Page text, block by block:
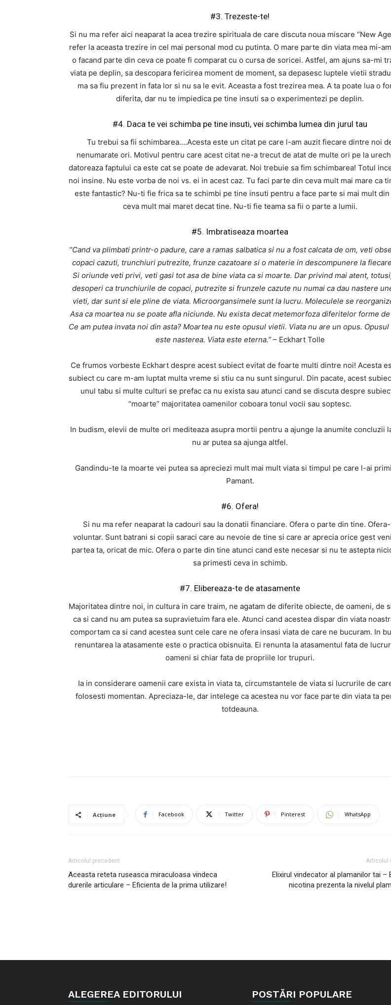
#3. Trezeste-te!
Si nu ma refer aici neaparat la acea trezire spirituala de care discuta noua miscare “New
refer la aceasta trezire in cel mai personal mod cu putinta. O mare parte din viata mea mi-
o facand parte din ceva ce poate fi comparat cu o cursa de soricei. Astfel, am ajuns sa-mi
viata pe deplin, sa descopara fericirea moment de moment, sa depasesc luptele vietii
ma sa fiu prezent in fata lor si nu sa le evit. Aceasta a fost trezirea mea. A ta poate lua o
diferita, dar nu te impiedica pe tine insuti sa o experimentezi pe deplin.
#4. Daca te vei schimba pe tine insuti, vei schimba lumea din jurul tau
Tu trebui sa fii schimbarea….Acesta este un citat pe care l-am auzit fiecare dintre noi
nenumarate ori. Motivul pentru care acest citat ne-a trecut de atat de multe ori pe la
datoreaza faptului ca este cat se poate de adevarat. Noi trebuie sa fim schimbarea! Totul
noi insine. Nu este vorba de noi vs. ei in acest caz. Tu faci parte din ceva mult mai mare ca
este fantastic? Nu-ti fie frica sa te schimbi pe tine insuti pentru a face parte si mai mult din
ceva mult mai maret decat tine. Nu-ti fie teama sa fii o parte a lumii.
#5. Imbratiseaza moartea
“Cand va plimbati printr-o padure, care a ramas salbatica si nu a fost calcata de om, veti
copaci cazuti, trunchiuri putrezite, frunze cazatoare si o materie in descompunere la
Si oriunde veti privi, veti gasi tot asa de bine viata ca si moarte. Dar privind mai atent,
desoperi ca trunchiurile de copaci, putrezite si frunzele cazute nu numai ca dau nastere
vieti, dar sunt si ele pline de viata. Microorgansimele sunt la lucru. Moleculele se
Asa ca moartea nu se poate afla niciunde. Nu exista decat metemorfoza diferitelor forme de
Ce am putea invata noi din asta? Moartea nu este opusul vietii. Viata nu are un opus.
este nasterea. Viata este eterna.”– Eckhart Tolle
Ce frumos vorbeste Eckhart despre acest subiect evitat de foarte multi dintre noi! Acesta
subiect cu care m-am luptat multa vreme si stiu ca nu sunt singurul. Din pacate, acest
unul tabu si multe culturi se prefac ca nu exista sau atunci cand se discuta despre
“moarte” majoritatea oamenilor coboara tonul vocii sau soptesc.
In budism, elevii de multe ori mediteaza asupra mortii pentru a ajunge la anumite concluzii
nu ar putea sa ajunga altfel.
Gandindu-te la moarte vei putea sa apreciezi mult mai mult viata si timpul pe care l-ai
Pamant.
#6. Ofera!
Si nu ma refer neaparat la cadouri sau la donatii financiare. Ofera o parte din tine.
voluntar. Sunt batrani si copii saraci care au nevoie de tine si care ar aprecia orice gest
partea ta, oricat de mic. Ofera o parte din tine atunci cand este necesar si nu te astepta
sa primesti ceva in schimb.
#7. Elibereaza-te de atasamente
Majoritatea dintre noi, in cultura in care traim, ne agatam de diferite obiecte, de oameni, de
ca si cand nu am putea sa supravietuim fara ele. Atunci cand acestea dispar din viata
comportam ca si cand acestea sunt cele care ne ofera insasi viata de care ne bucuram. In
renuntarea la atasamente este o practica obisnuita. Ei renunta la atasamentul fata de
oameni si chiar fata de propriile lor trupuri.
Ia in considerare oamenii care exista in viata ta, circumstantele de viata si lucrurile de
folosesti momentan. Apreciaza-le, dar intelege ca acestea nu vor face parte din viata ta
totdeauna.
Acțiune Facebook Twitter Pinterest WhatsApp
Articolul precedent
Aceasta reteta ruseasca miraculoasa vindeca
durerile articulare – Eficienta de la prima utilizare!
Articolul
Elixirul vindecator al plamanilor tai –
nicotina prezenta la nivelul
ALEGEREA EDITORULUI POSTĂRI POPULARE